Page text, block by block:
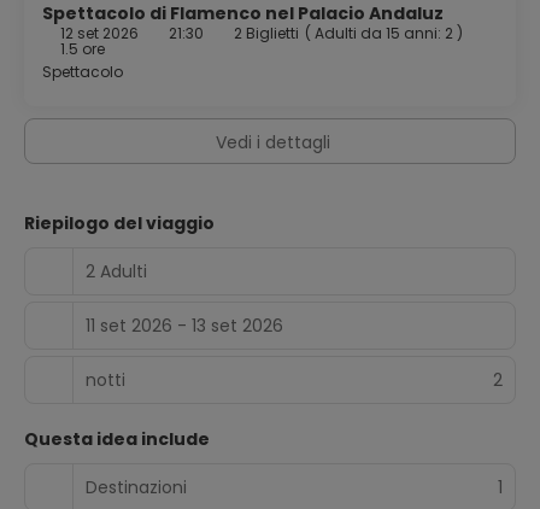
Spettacolo di Flamenco nel Palacio Andaluz
12 set 2026 21:30 2 Biglietti ( Adulti da 15 anni: 2 )
1.5 ore
Spettacolo
Vedi i dettagli
Riepilogo del viaggio
2 Adulti
11 set 2026 - 13 set 2026
notti 2
Questa idea include
Destinazioni
1